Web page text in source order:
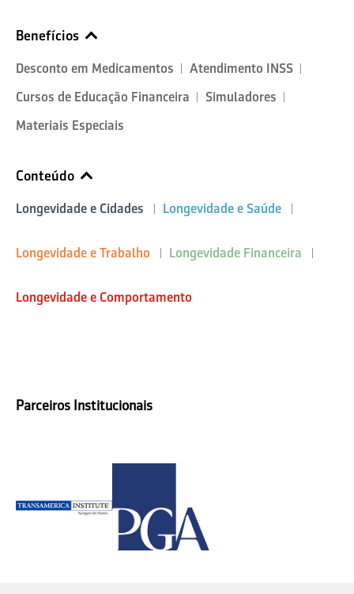
Benefícios
Desconto em Medicamentos
Atendimento INSS
Cursos de Educação Financeira
Simuladores
Materiais Especiais
Conteúdo
Longevidade e Cidades Longevidade e Saúde
Longevidade e Trabalho Longevidade Financeira
Longevidade e Comportamento
Parceiros Institucionais